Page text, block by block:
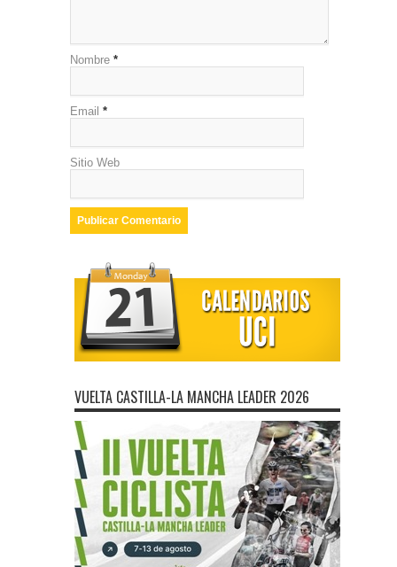
Nombre *
Email *
Sitio Web
VUELTA CASTILLA-LA MANCHA LEADER 2026